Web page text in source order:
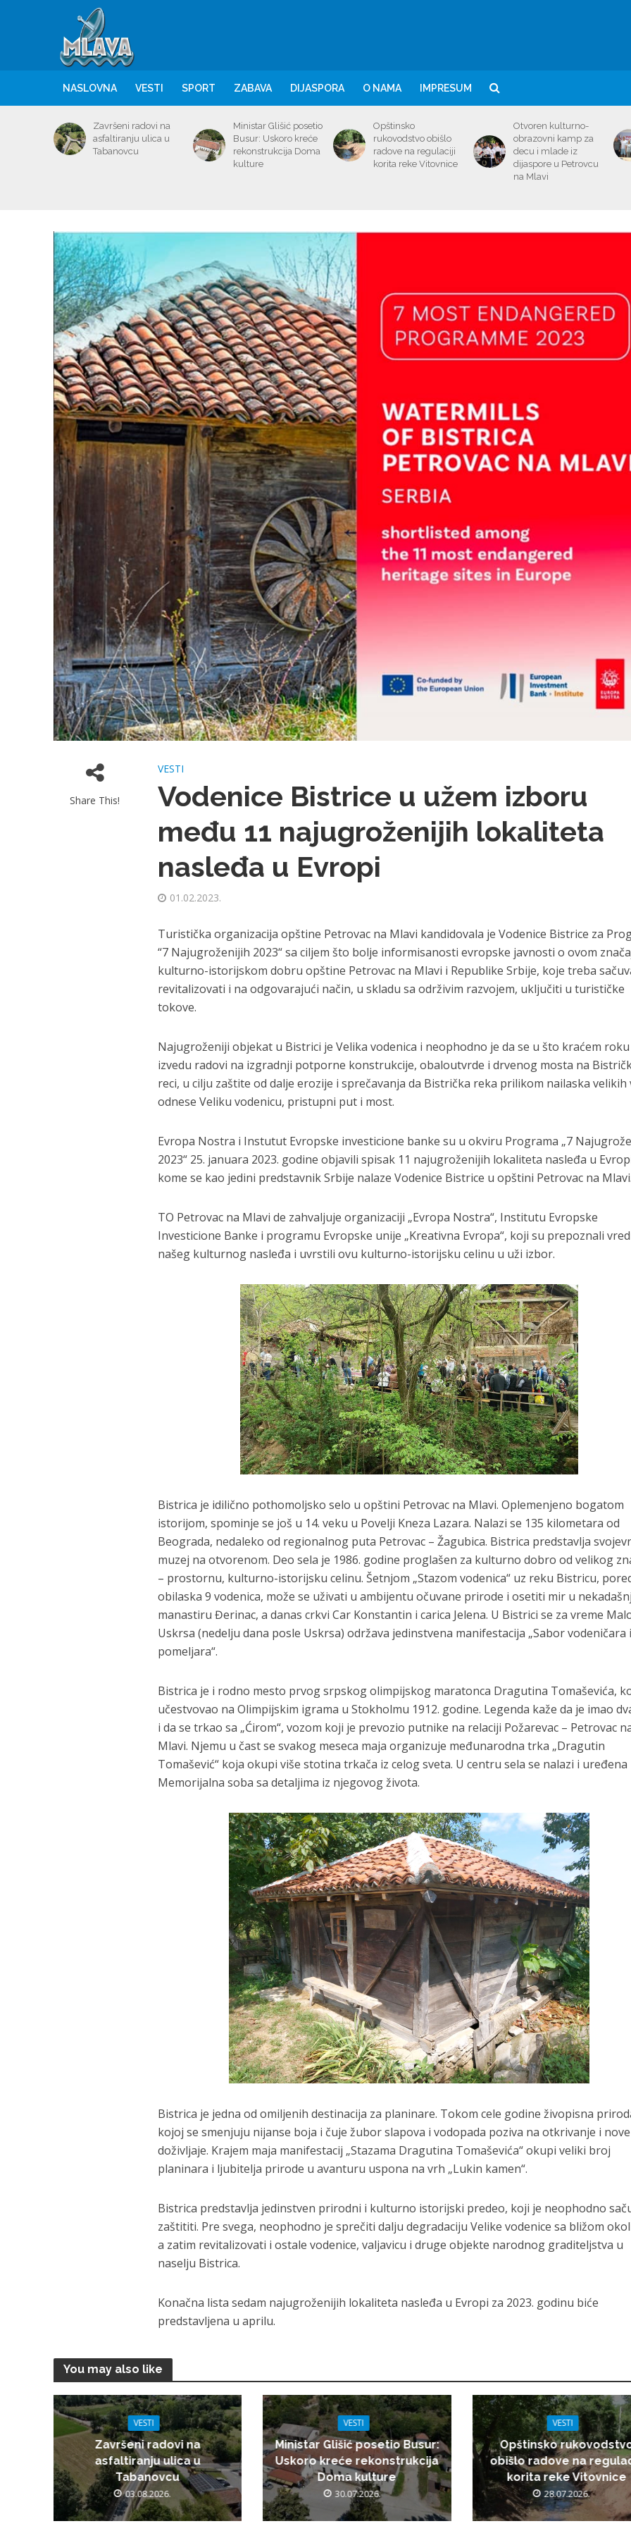
NASLOVNA VESTI SPORT ZABAVA DIJASPORA O NAMA IMPRESUM
Završeni radovi na
asfaltiranju ulica u
Tabanovcu
Ministar Glišić posetio
Busur: Uskoro kreće
rekonstrukcija Doma
kulture
Opštinsko
rukovodstvo obišlo
radove na regulaciji
korita reke Vitovnice
Otvoren kulturno-
obrazovni kamp za
decu i mlade iz
dijaspore u Petrovcu
na Mlavi
Share This!
VESTI
Vodenice Bistrice u užem izboru
među 11 najugroženijih lokaliteta
nasleđa u Evropi
01.02.2023.
Turistička organizacija opštine Petrovac na Mlavi kandidovala je Vodenice Bistrice za
“7 Najugroženijih 2023“ sa ciljem što bolje informisanosti evropske javnosti o ovom
kulturno-istorijskom dobru opštine Petrovac na Mlavi i Republike Srbije, koje treba
revitalizovati i na odgovarajući način, u skladu sa održivim razvojem, uključiti u turističke
tokove.
Najugroženiji objekat u Bistrici je Velika vodenica i neophodno je da se u što kraćem roku
izvedu radovi na izgradnji potporne konstrukcije, obaloutvrde i drvenog mosta na
reci, u cilju zaštite od dalje erozije i sprečavanja da Bistrička reka prilikom nailaska velikih
odnese Veliku vodenicu, pristupni put i most.
Evropa Nostra i Instutut Evropske investicione banke su u okviru Programa „7
2023“ 25. januara 2023. godine objavili spisak 11 najugroženijih lokaliteta nasleđa u
kome se kao jedini predstavnik Srbije nalaze Vodenice Bistrice u opštini Petrovac na Mlavi.
TO Petrovac na Mlavi de zahvaljuje organizaciji „Evropa Nostra“, Institutu Evropske
Investicione Banke i programu Evropske unije „Kreativna Evropa“, koji su prepoznali
našeg kulturnog nasleđa i uvrstili ovu kulturno-istorijsku celinu u uži izbor.
Bistrica je idilično pothomoljsko selo u opštini Petrovac na Mlavi. Oplemenjeno bogatom
istorijom, spominje se još u 14. veku u Povelji Kneza Lazara. Nalazi se 135 kilometara od
Beograda, nedaleko od regionalnog puta Petrovac – Žagubica. Bistrica predstavlja
muzej na otvorenom. Deo sela je 1986. godine proglašen za kulturno dobro od velikog
– prostornu, kulturno-istorijsku celinu. Šetnjom „Stazom vodenica“ uz reku Bistricu,
obilaska 9 vodenica, može se uživati u ambijentu očuvane prirode i osetiti mir u
manastiru Đerinac, a danas crkvi Car Konstantin i carica Jelena. U Bistrici se za vreme
Uskrsa (nedelju dana posle Uskrsa) održava jedinstvena manifestacija „Sabor vodeničara i
pomeljara“.
Bistrica je i rodno mesto prvog srpskog olimpijskog maratonca Dragutina Tomaševića,
učestvovao na Olimpijskim igrama u Stokholmu 1912. godine. Legenda kaže da je imao
i da se trkao sa „Ćirom“, vozom koji je prevozio putnike na relaciji Požarevac – Petrovac
Mlavi. Njemu u čast se svakog meseca maja organizuje međunarodna trka „Dragutin
Tomašević“ koja okupi više stotina trkača iz celog sveta. U centru sela se nalazi i uređena
Memorijalna soba sa detaljima iz njegovog života.
Bistrica je jedna od omiljenih destinacija za planinare. Tokom cele godine živopisna
kojoj se smenjuju nijanse boja i čuje žubor slapova i vodopada poziva na otkrivanje i nove
doživljaje. Krajem maja manifestacij „Stazama Dragutina Tomaševića“ okupi veliki broj
planinara i ljubitelja prirode u avanturu uspona na vrh „Lukin kamen“.
Bistrica predstavlja jedinstven prirodni i kulturno istorijski predeo, koji je neophodno
zaštititi. Pre svega, neophodno je sprečiti dalju degradaciju Velike vodenice sa bližom
a zatim revitalizovati i ostale vodenice, valjavicu i druge objekte narodnog graditeljstva u
naselju Bistrica.
Konačna lista sedam najugroženijih lokaliteta nasleđa u Evropi za 2023. godinu biće
predstavljena u aprilu.
You may also like
VESTI
Završeni radovi na
asfaltiranju ulica u
Tabanovcu
03.08.2026.
VESTI
Ministar Glišić posetio Busur:
Uskoro kreće rekonstrukcija
Doma kulture
30.07.2026.
VESTI
Opštinsko
obišlo radove na
korita reke Vitovnice
28.07.2026.